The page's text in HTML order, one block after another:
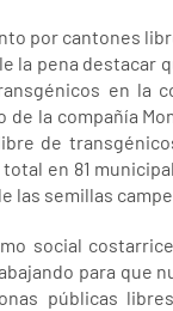
por cantones
la pena
en la
de la compañía
de
en 81
las semillas
social
para que
públicas